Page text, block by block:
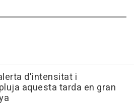
d'intensitat i
aquesta tarda en gran